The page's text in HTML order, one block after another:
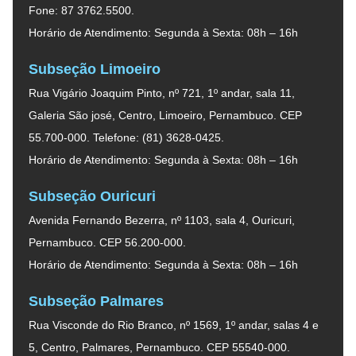
Fone: 87 3762.5500.
Horário de Atendimento: Segunda à Sexta: 08h – 16h
Subseção Limoeiro
Rua Vigário Joaquim Pinto, nº 721, 1º andar, sala 11,
Galeria São josé, Centro, Limoeiro, Pernambuco. CEP
55.700-000. Telefone: (81) 3628-0425.
Horário de Atendimento: Segunda à Sexta: 08h – 16h
Subseção Ouricuri
Avenida Fernando Bezerra, nº 1103, sala 4, Ouricuri,
Pernambuco. CEP 56.200-000.
Horário de Atendimento: Segunda à Sexta: 08h – 16h
Subseção Palmares
Rua Visconde do Rio Branco, nº 1569, 1º andar, salas 4 e
5, Centro, Palmares, Pernambuco. CEP 55540-000.